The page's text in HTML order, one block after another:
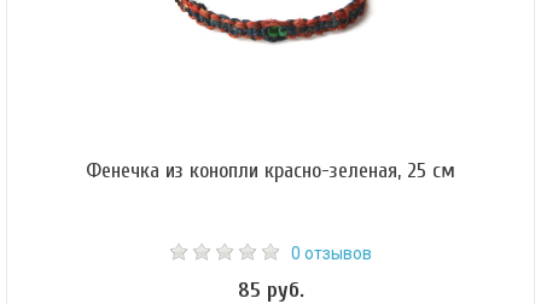
Фенечка из конопли красно-зеленая, 25 см
0 отзывов
85 руб.